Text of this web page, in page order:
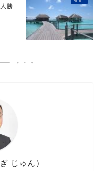
勝
じゅん）